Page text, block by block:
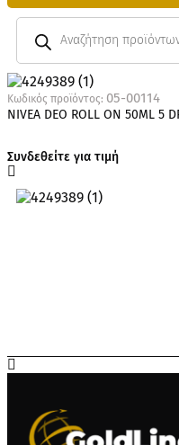
Κωδικός προϊόντος: 05-00114
NIVEA DEO ROLL ΟΝ 50ML 5
Συνδεθείτε για τιμή